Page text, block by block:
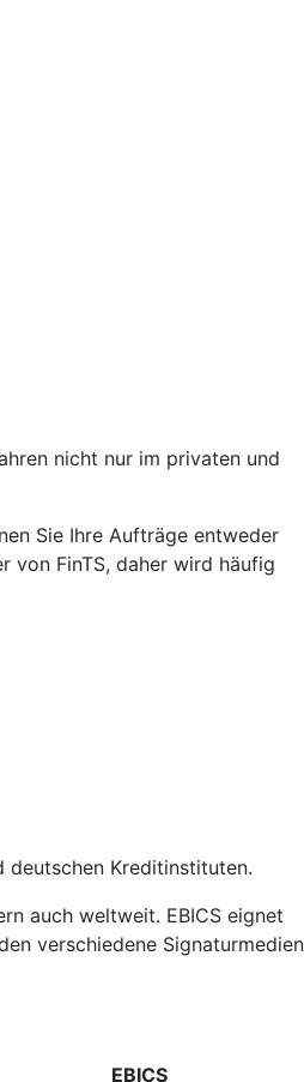
nicht nur im privaten und
Sie Ihre Aufträge entweder
von FinTS, daher wird häufig
deutschen Kreditinstituten.
auch weltweit. EBICS eignet
verschiedene Signaturmedien
EBICS